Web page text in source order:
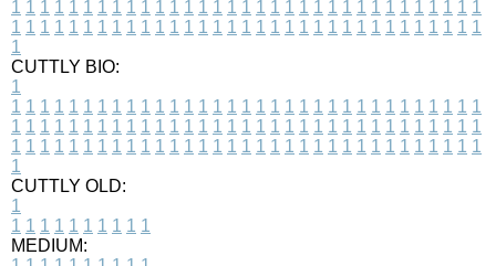
1 1 1 1 1 1 1 1 1 1 1 1 1 1 1 1 1 1 1 1 1 1 1 1 1 1 1 1 1 1 1 1 1
1 1 1 1 1 1 1 1 1 1 1 1 1 1 1 1 1 1 1 1 1 1 1 1 1 1 1 1 1 1 1 1 1
1
CUTTLY BIO:
1
1 1 1 1 1 1 1 1 1 1 1 1 1 1 1 1 1 1 1 1 1 1 1 1 1 1 1 1 1 1 1 1 1
1 1 1 1 1 1 1 1 1 1 1 1 1 1 1 1 1 1 1 1 1 1 1 1 1 1 1 1 1 1 1 1 1
1 1 1 1 1 1 1 1 1 1 1 1 1 1 1 1 1 1 1 1 1 1 1 1 1 1 1 1 1 1 1 1 1
1
CUTTLY OLD:
1
1 1 1 1 1 1 1 1 1 1
MEDIUM: